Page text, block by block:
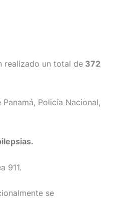
realizado un total de 372
Policía Nacional,
911.
se